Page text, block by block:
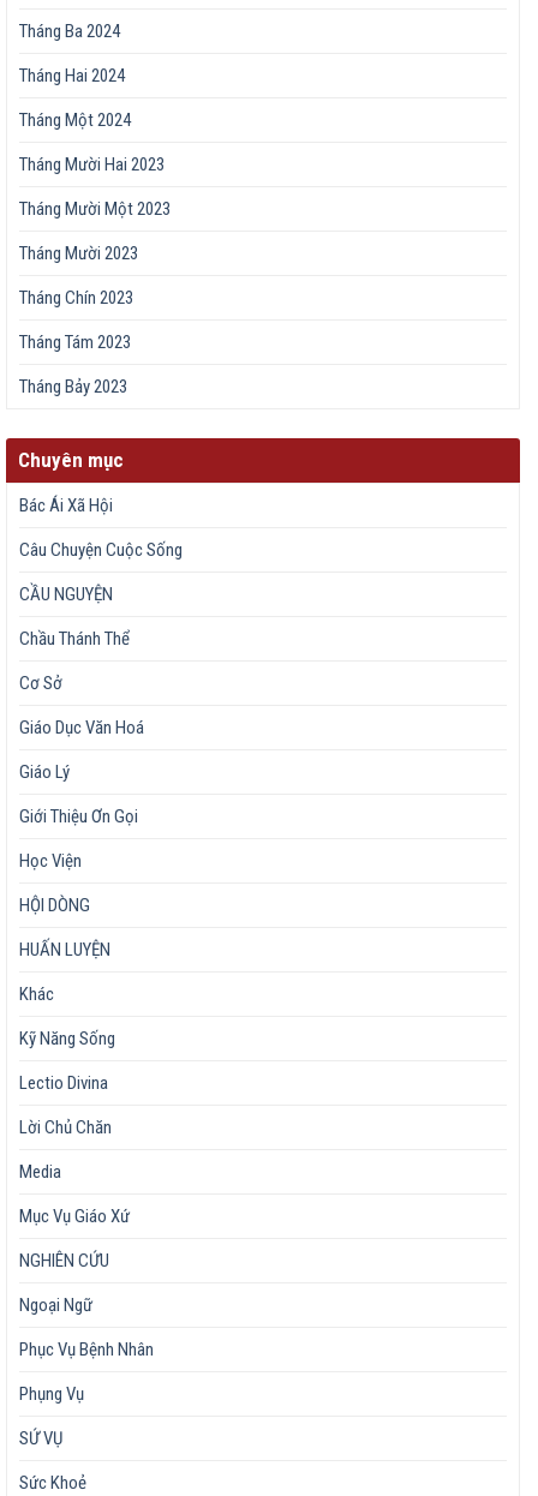
Tháng Ba 2024
Tháng Hai 2024
Tháng Một 2024
Tháng Mười Hai 2023
Tháng Mười Một 2023
Tháng Mười 2023
Tháng Chín 2023
Tháng Tám 2023
Tháng Bảy 2023
Chuyên mục
Bác Ái Xã Hội
Câu Chuyện Cuộc Sống
CẦU NGUYỆN
Chầu Thánh Thể
Cơ Sở
Giáo Dục Văn Hoá
Giáo Lý
Giới Thiệu Ơn Gọi
Học Viện
HỘI DÒNG
HUẤN LUYỆN
Khác
Kỹ Năng Sống
Lectio Divina
Lời Chủ Chăn
Media
Mục Vụ Giáo Xứ
NGHIÊN CỨU
Ngoại Ngữ
Phục Vụ Bệnh Nhân
Phụng Vụ
SỨ VỤ
Sức Khoẻ